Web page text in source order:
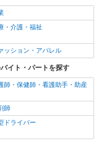
・第二新卒歓迎
・主夫歓迎
ル（40代～）活躍中
ア（60代～）活躍中
ナス・賞与あり
週休2日制
・分煙
勤OK
・介護・福祉
ッション・アパレル
イト・パートを探す
師・保健師・看護助手・助産
師
ドライバー